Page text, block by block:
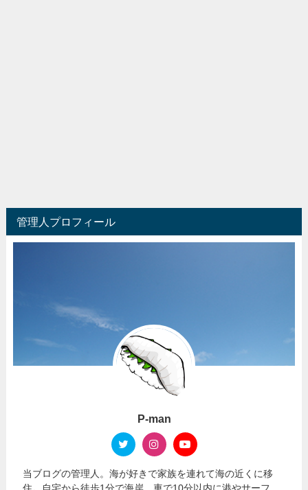
管理人プロフィール
P-man
当ブログの管理人。海が好きで家族を連れて海の近くに移
住。自宅から徒歩1分で海岸、車で10分以内に港やサーフ、